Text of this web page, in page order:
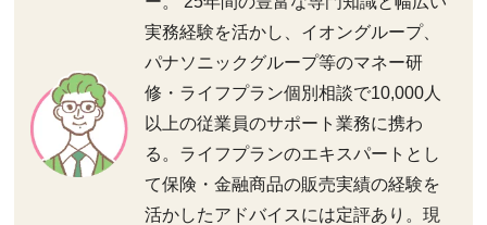
実務経験を活かし、イオングループ、
パナソニックグループ等のマネー研
修・ライフプラン個別相談で10,000人
以上の従業員のサポート業務に携わ
る。ライフプランのエキスパートとし
て保険・金融商品の販売実績の経験を
活かしたアドバイスには定評あり。現